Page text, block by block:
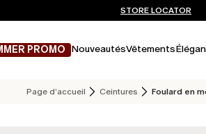
EXPÉDITIONS ET RETOURS
Vous n’avez pas de compte? INSCRIVEZ-
STORE LOCATOR
PROMO NouveautésVêtements
Page d’accueil Ceintures Foulard en